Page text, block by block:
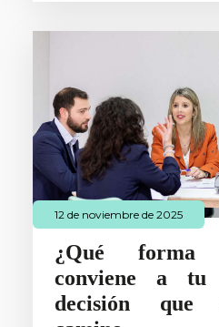
12 de noviembre de 2025
¿Qué
conviene a tu
decisión que